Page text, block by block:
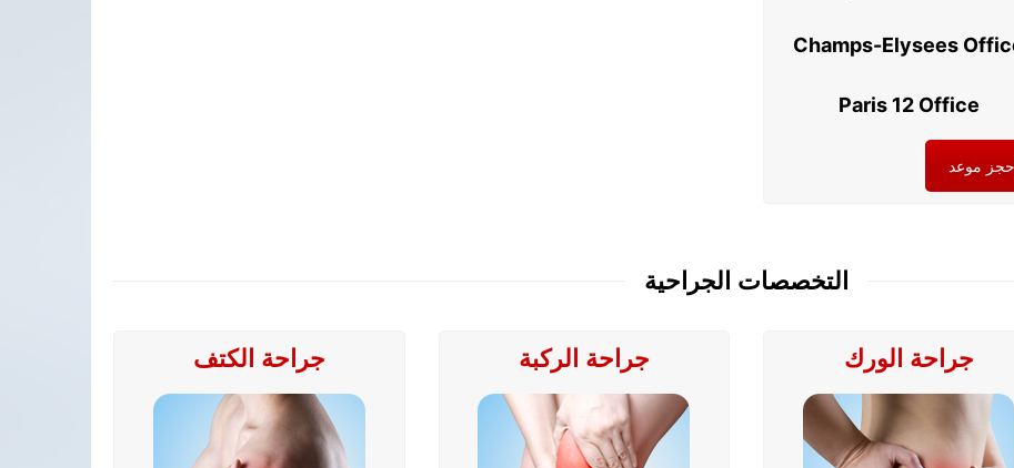
Champs-Elysees
Paris 12 Office
موعد
التخصصات الجراحية
جراحة الكتف جراحة الركبة جراحة الورك